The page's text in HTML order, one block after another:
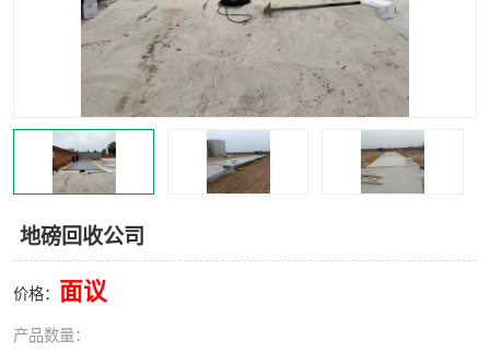
地磅回收公司
价格： 面议
产品数量：
冷却塔 食品螺旋塔
木材撕碎机
塑料撕碎机 金属撕碎机